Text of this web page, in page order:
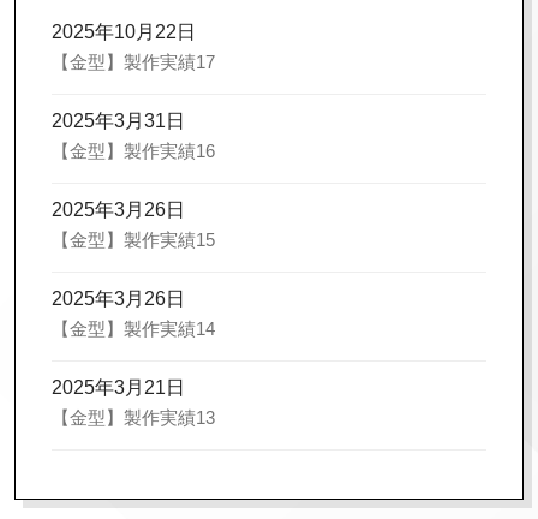
2025年10月22日
【金型】製作実績17
2025年3月31日
【金型】製作実績16
2025年3月26日
【金型】製作実績15
2025年3月26日
【金型】製作実績14
2025年3月21日
【金型】製作実績13